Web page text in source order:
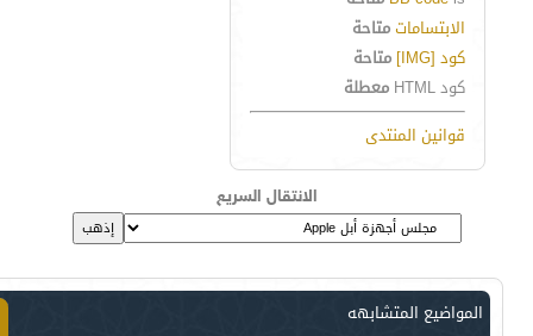
الابتساماتمتاحة
كود [IMG]
متاحة
كود HTML
معطلة
قوانين المنتدى
الانتقال السريع
المواضيع المتشابهه